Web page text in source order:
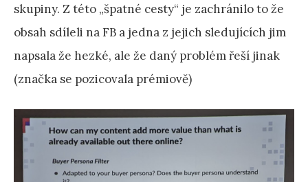
skupiny. Z této „špatné cesty“ je zachránilo to že
obsah sdíleli na FB a jedna z jejich sledujících jim
napsala že hezké, ale že daný problém řeší jinak
(značka se pozicovala prémiově)